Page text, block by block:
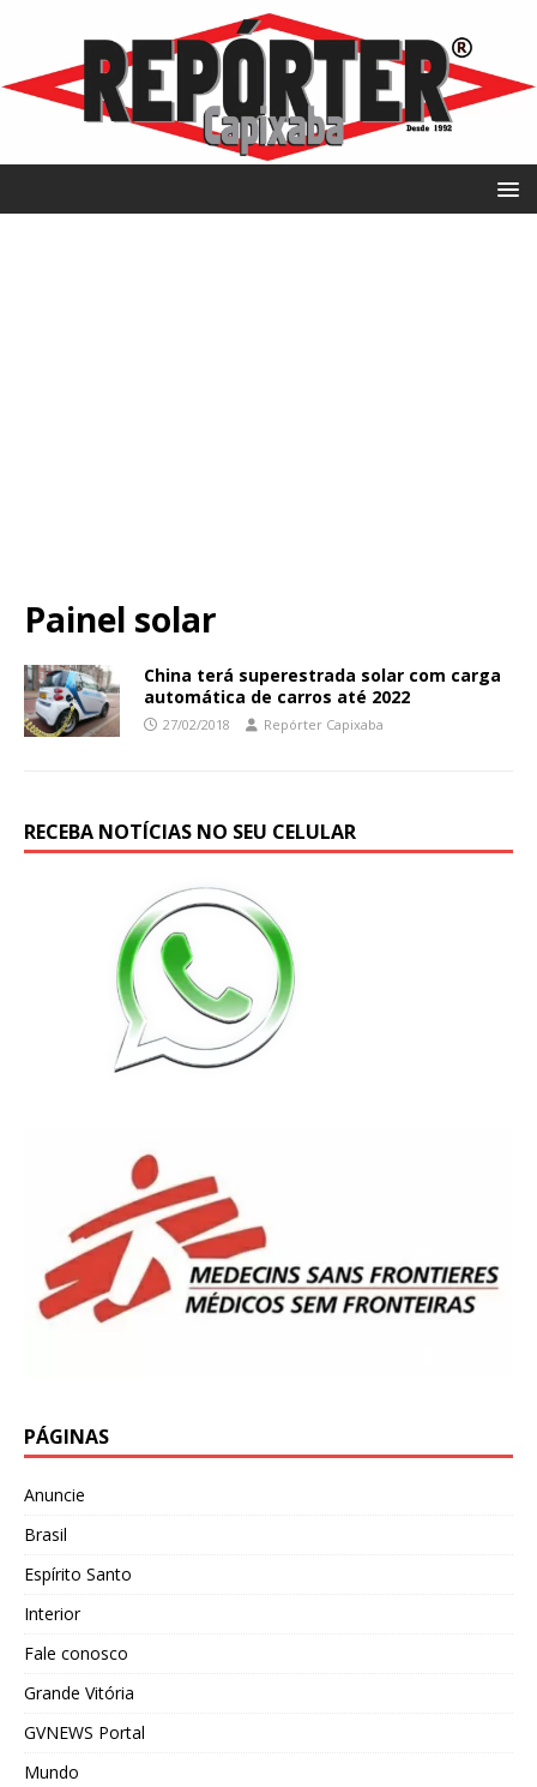
Painel solar
China terá superestrada solar com carga
automática de carros até 2022
27/02/2018 Repórter Capixaba
RECEBA NOTÍCIAS NO SEU CELULAR
PÁGINAS
Anuncie
Brasil
Espírito Santo
Interior
Fale conosco
Grande Vitória
GVNEWS Portal
Mundo